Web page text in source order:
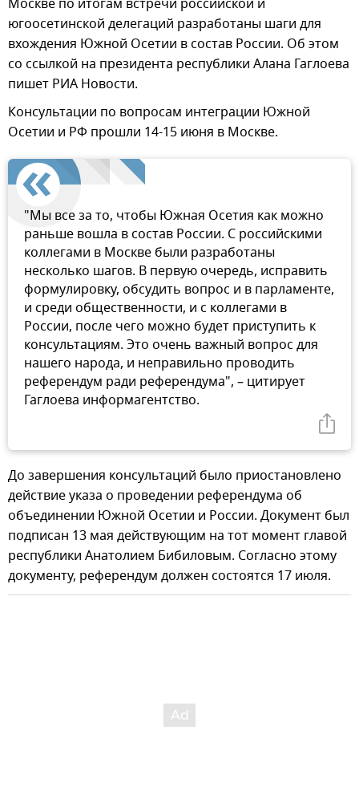
югоосетинской делегаций разработаны шаги для
вхождения Южной Осетии в состав России. Об этом
со ссылкой на президента республики Алана Гаглоева
пишет РИА Новости.
Консультации по вопросам интеграции Южной
Осетии и РФ прошли 14-15 июня в Москве.
"Мы все за то, чтобы Южная Осетия как можно
раньше вошла в состав России. С российскими
коллегами в Москве были разработаны
несколько шагов. В первую очередь, исправить
формулировку, обсудить вопрос и в парламенте,
и среди общественности, и с коллегами в
России, после чего можно будет приступить к
консультациям. Это очень важный вопрос для
нашего народа, и неправильно проводить
референдум ради референдума", – цитирует
Гаглоева информагентство.
До завершения консультаций было приостановлено
действие указа о проведении референдума об
объединении Южной Осетии и России. Документ был
подписан 13 мая действующим на тот момент главой
республики Анатолием Бибиловым. Согласно этому
документу, референдум должен состоятся 17 июля.